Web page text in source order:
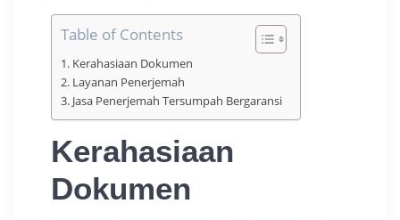
Table of Contents
Kerahasiaan Dokumen
Layanan Penerjemah
Jasa Penerjemah Tersumpah Bergaransi
Kerahasiaan
Dokumen